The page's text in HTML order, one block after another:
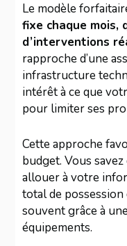
Le modèle
fixe chaque mois,
d’interventions
rapproche d’une
infrastructure
intérêt à ce que
pour limiter ses
Cette approche
budget. Vous
allouer à votre
total de
souvent grâce à
équipements.